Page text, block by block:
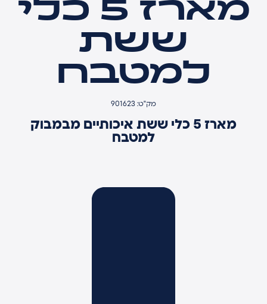
מארז 5 כלי
ששת
למטבח
מק"ט: 901623
מארז 5 כלי ששת איכותיים מבמבוק
למטבח